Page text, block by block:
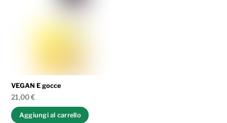
VEGAN E gocce
21,00€
Aggiungi al carrello